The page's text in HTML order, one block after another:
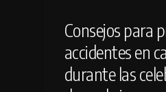
Consejos para
accidentes en
durante las